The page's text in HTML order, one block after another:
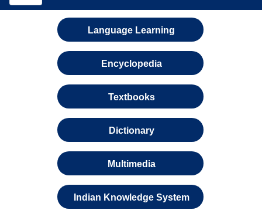
Language Learning
Encyclopedia
Textbooks
Dictionary
Multimedia
Indian Knowledge System